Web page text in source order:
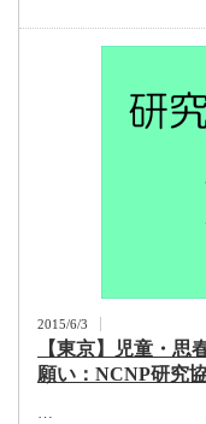
2015/6/3
【東京】児童・思
願い：NCNP研究
…